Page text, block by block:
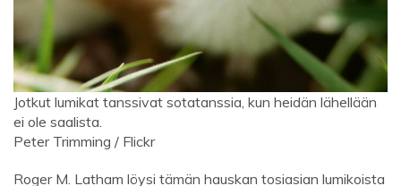
Jotkut lumikat tanssivat sotatanssia, kun heidän lähellään
ei ole saalista.
Peter Trimming / Flickr
Roger M. Latham löysi tämän hauskan tosiasian lumikoista